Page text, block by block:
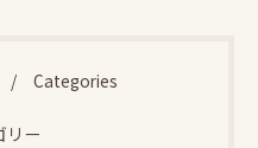
Categories
リー